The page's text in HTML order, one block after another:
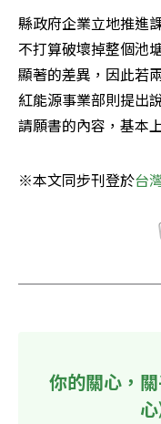
縣政府企業立地推進
不打算破壞掉整個池
顯著的差異，因此若
紅能源事業部則提出
請願書的內容，基本
※本文同步刊登於台
你的關心，